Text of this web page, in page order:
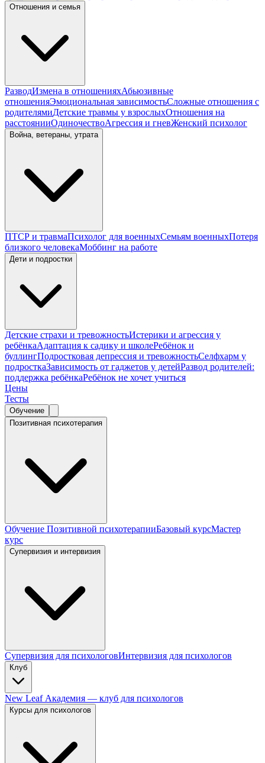
Отношения и семья
РазводИзмена в отношенияхАбьюзивные
отношенияЭмоциональная зависимостьСложные отношения с
родителямиДетские травмы у взрослыхОтношения на
расстоянииОдиночествоАгрессия и гневЖенский психолог
Война, ветераны, утрата
ПТСР и травмаПсихолог для военныхСемьям военныхПотеря
близкого человекаМоббинг на работе
Дети и подростки
Детские страхи и тревожностьИстерики и агрессия у
ребёнкаАдаптация к садику и школеРебёнок и
буллингПодростковая депрессия и тревожностьСелфхарм у
подросткаЗависимость от гаджетов у детейРазвод родителей:
поддержка ребёнкаРебёнок не хочет учиться
Цены
Тесты
Обучение
Позитивная психотерапия
Обучение Позитивной психотерапииБазовый курсМастер
курс
Супервизия и интервизия
Супервизия для психологовИнтервизия для психологов
Клуб
New Leaf Академия — клуб для психологов
Курсы для психологов